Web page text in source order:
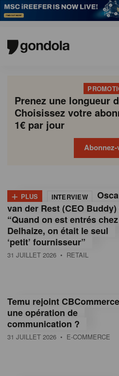
Prenez une longueur
Choisissez votre
1€ par jour
o
n
d
o
M
a
g
+ PLUS INTERVIEW
van der Rest (CEO Buddy)
“Quand on est entrés chez
Delhaize, on était le seul
‘petit’ fournisseur”
31 JUILLET 2026 • RETAIL
Temu rejoint
une opération de
communication ?
31 JUILLET 2026 • E-COMMERCE